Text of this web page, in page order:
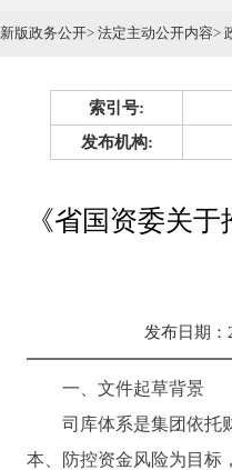
新版政务公开> 法定主动公开内容>
索引号:
发布机构:
《省国资委关
发布日期：
一、文件起草背景
司库体系是集团依托
本、防控资金风险为目标